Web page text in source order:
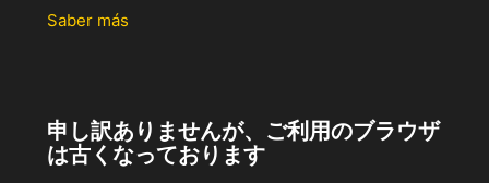
Saber más
申し訳ありませんが、ご利用のブラウザ
は古くなっております